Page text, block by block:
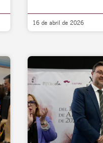
16 de abril de 2026